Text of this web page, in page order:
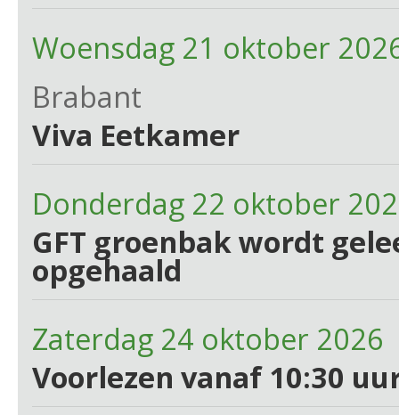
Woensdag 21 oktober
Brabant
Viva Eetkamer
Donderdag 22 oktober
GFT groenbak wordt
opgehaald
Zaterdag 24 oktober
Voorlezen vanaf 10:30